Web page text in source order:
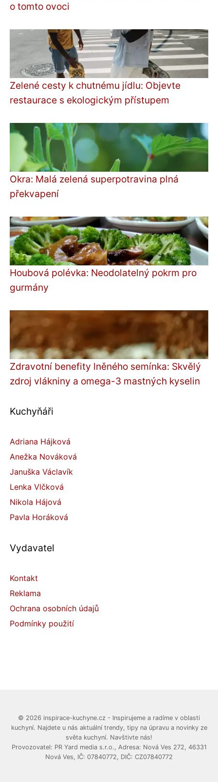
o tomto ovoci
Zelené cesty k chutnému jídlu: Objevte
restaurace s ekologickým přístupem
Okra: Malá zelená superpotravina plná
překvapení
Houbová polévka: Neodolatelný pokrm pro
gurmány
Zdravotní benefity lněného semínka: Skvělý
zdroj vlákniny a omega-3 mastných kyselin
Kuchyňáři
Adriana Hájková
Anežka Nováková
Januška Václavík
Lenka Vlčková
Nikola Hájová
Pavla Horáková
Vydavatel
Kontakt
Reklama
Ochrana osobních údajů
Podmínky použití
© 2026 inspirace-kuchyne.cz - Inspirujeme a radíme v oblasti
kuchyní. Najdete u nás aktuální trendy, tipy na úpravu a novinky ze
světa kuchyní. Navštivte nás!
Provozovatel: PR Yard media s.r.o., Adresa: Nová Ves 272, 46331
Nová Ves, IČ: 07840772, DIČ: CZ07840772